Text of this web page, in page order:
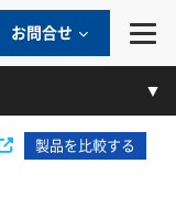
お問合せ
製品を比較する